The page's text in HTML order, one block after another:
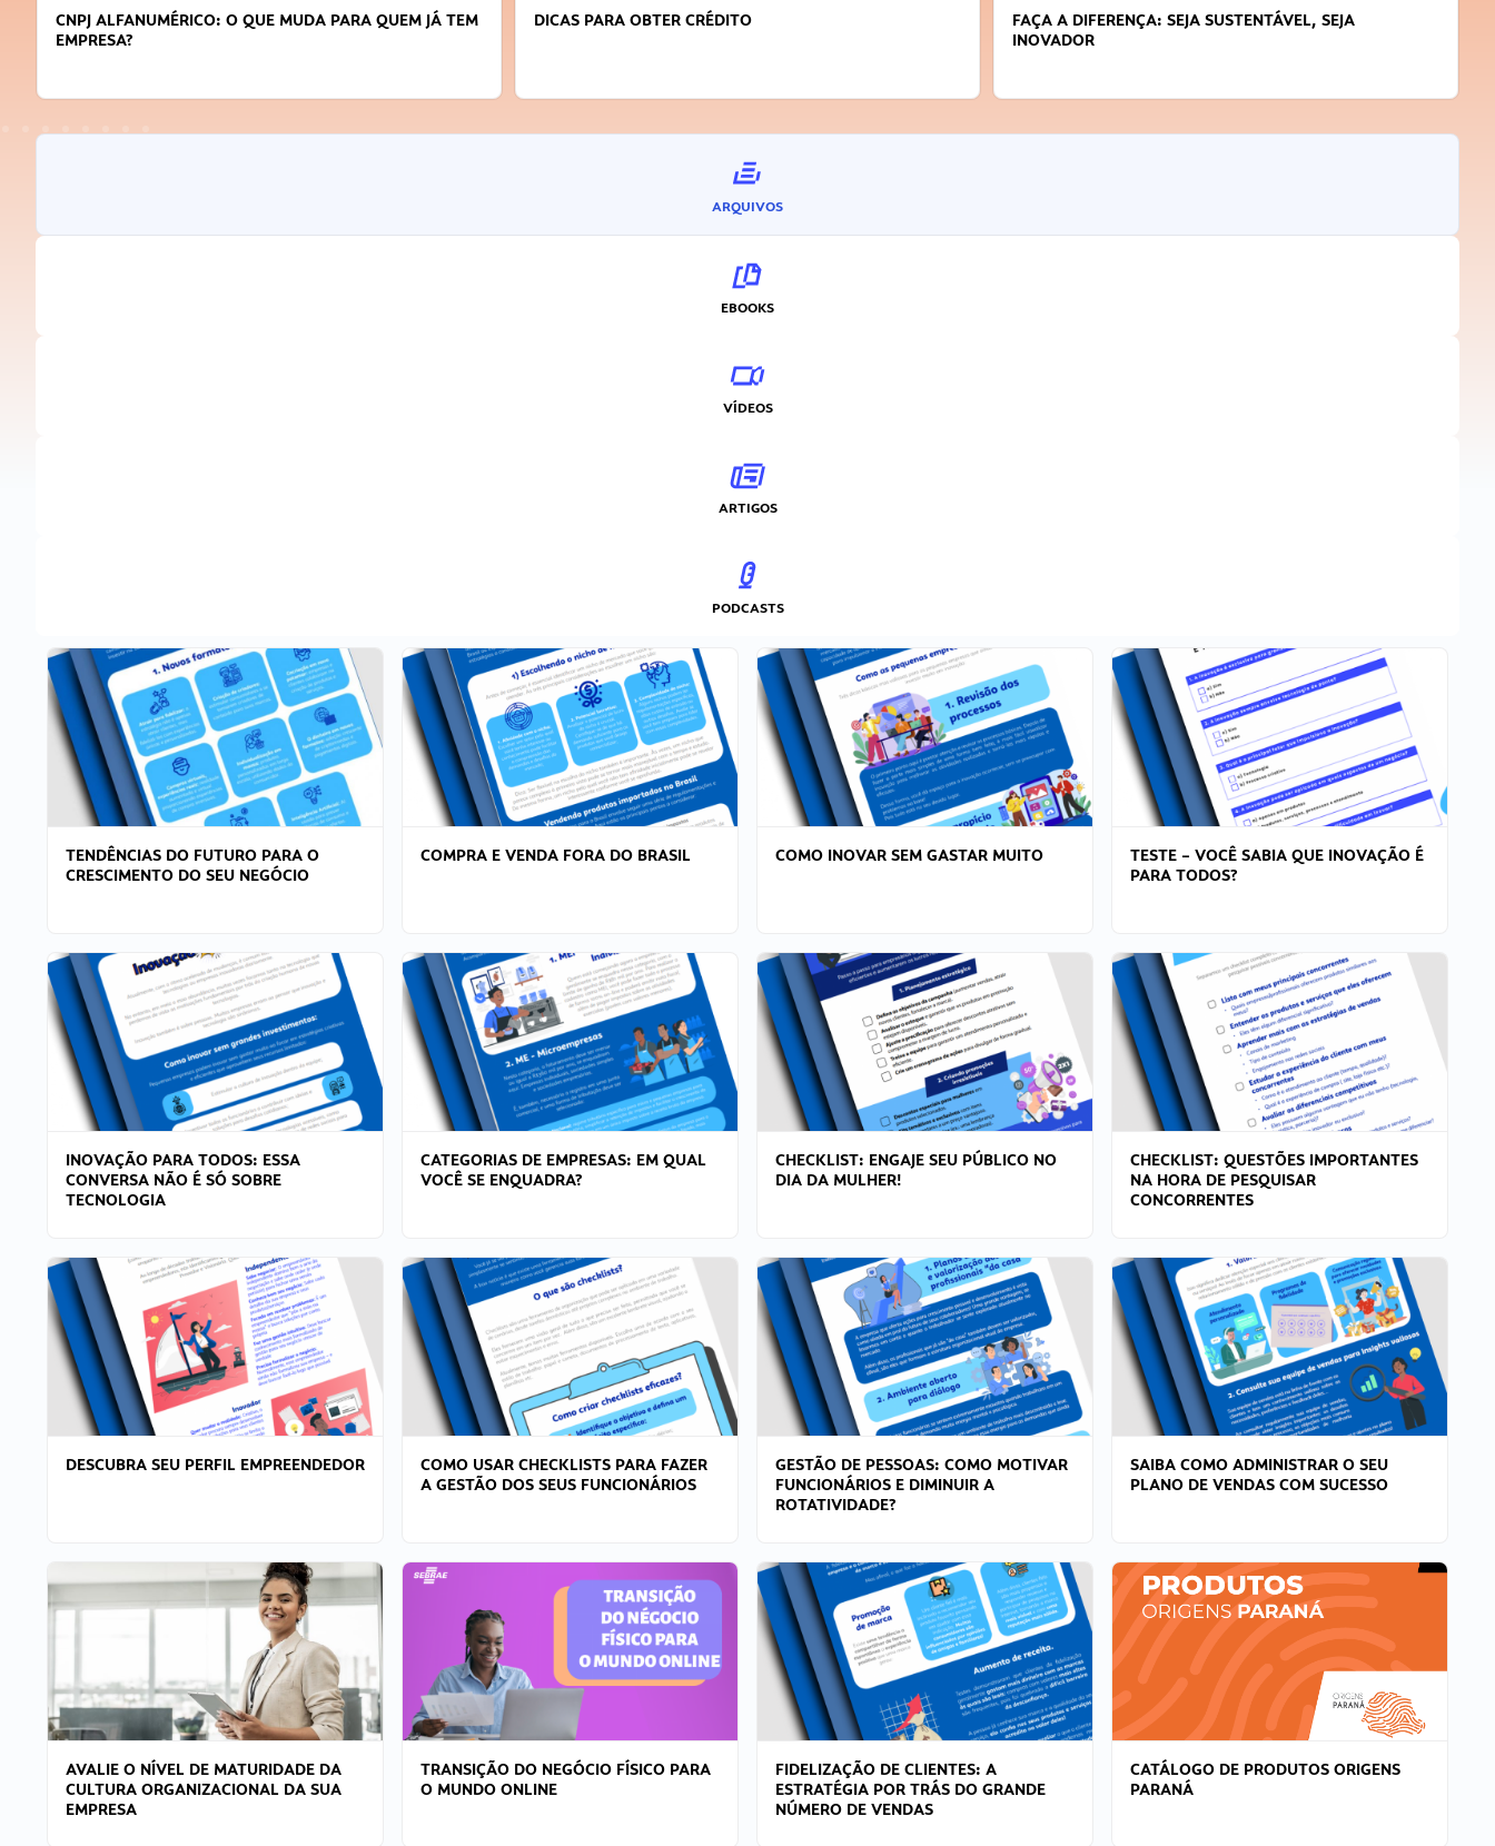
DICAS PARA OBTER CRÉDITO
FAÇA A DIFERENÇA: SEJA SUSTENTÁVEL, SEJA
APRENDA A GERENCIAR O SEU TEMPO
ARQUIVOS
EBOOKS
VÍDEOS
ARTIGOS
PODCASTS
TENDÊNCIAS DO FUTURO PARA O
CRESCIMENTO DO SEU NEGÓCIO
COMPRA E VENDA FORA DO BRASIL COMO INOVAR SEM GASTAR MUITO
TESTE – VOCÊ SABIA QUE INOVAÇÃO É
PARA TODOS?
INOVAÇÃO PARA TODOS: ESSA
CONVERSA NÃO É SÓ SOBRE
TECNOLOGIA
CATEGORIAS DE EMPRESAS: EM QUAL
VOCÊ SE ENQUADRA?
CHECKLIST: ENGAJE SEU PÚBLICO NO
DIA DA MULHER!
CHECKLIST: QUESTÕES IMPORTANTES
NA HORA DE PESQUISAR
CONCORRENTES
DESCUBRA SEU PERFIL EMPREENDEDOR
COMO USAR CHECKLISTS PARA FAZER
A GESTÃO DOS SEUS FUNCIONÁRIOS
GESTÃO DE PESSOAS: COMO MOTIVAR
FUNCIONÁRIOS E DIMINUIR A
ROTATIVIDADE?
SAIBA COMO ADMINISTRAR O SEU
PLANO DE VENDAS COM SUCESSO
AVALIE O NÍVEL DE MATURIDADE DA
CULTURA ORGANIZACIONAL DA SUA
EMPRESA
TRANSIÇÃO DO NEGÓCIO FÍSICO PARA
O MUNDO ONLINE
FIDELIZAÇÃO DE CLIENTES: A
ESTRATÉGIA POR TRÁS DO GRANDE
NÚMERO DE VENDAS
CATÁLOGO DE PRODUTOS ORIGENS
PARANÁ